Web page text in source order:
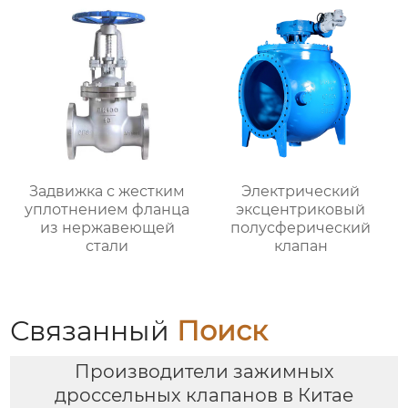
Задвижка с жестким
уплотнением фланца
из нержавеющей
стали
Электрический
эксцентриковый
полусферический
клапан
Связанный Поиск
Производители зажимных
дроссельных клапанов в Китае